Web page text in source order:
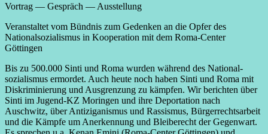
Vortrag — Gespräch — Ausstellung
Veranstaltet vom Bündnis zum Gedenken an die Opfer des
National­sozialismus in Kooperation mit dem Roma-Center
Göttingen
Bis zu 500.000 Sinti und Roma wurden während des National­
sozialismus ermordet. Auch heute noch haben Sinti und Roma mit
Diskrimi­nierung und Aus­grenzung zu kämpfen. Wir berichten über
Sinti im Jugend-KZ Moringen und ihre Deportation nach
Auschwitz, über Anti­ziganismus und Rassismus, Bürger­rechts­arbeit
und die Kämpfe um Anerkennung und Bleibe­recht der Gegenwart.